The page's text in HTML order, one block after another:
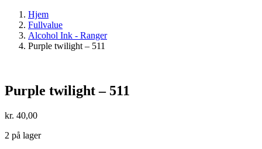
Hjem
Fullvalue
Alcohol Ink - Ranger
Purple twilight – 511
Purple twilight – 511
kr. 40,00
2 på lager